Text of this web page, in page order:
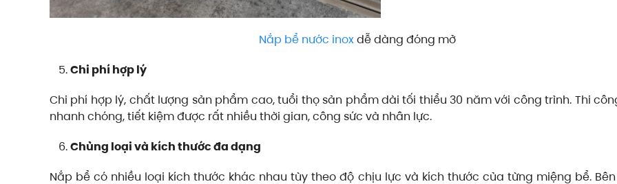
Nắp bể nước inoxdễ dàng đóng mở
Chi phí hợp lý
Chi phí hợp lý, chất lượng sản phẩm cao, tuổi thọ sản phẩm dài tối thiểu 30 năm với công trình. Thi
nhanh chóng, tiết kiệm được rất nhiều thời gian, công sức và nhân lực.
Chủng loại và kích thước đa dạng
Nắp bể có nhiều loại kích thước khác nhau tùy theo độ chịu lực và kích thước của từng miệng bể.